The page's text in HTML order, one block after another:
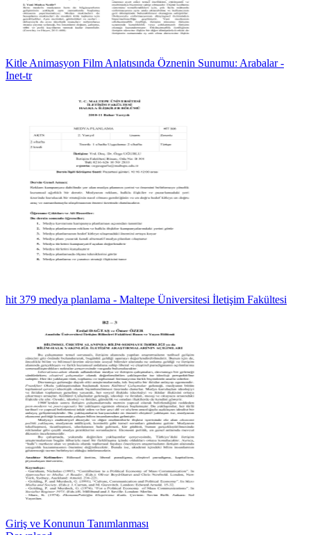
Kitle Animasyon Film Anlatısında Öznenin Sunumu: Arabalar -
Inet-tr
hit 379 medya planlama - Maltepe Üniversitesi İletişim Fakültesi
Giriş ve Konunun Tanımlanması